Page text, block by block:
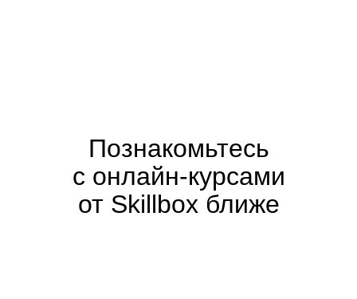
Познакомьтесь
с онлайн-курсами
от Skillbox ближе